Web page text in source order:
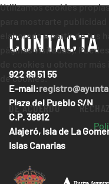
CONTACTA
922 89 51 55
E-mail:
Plaza del Pueblo S/N
C.P. 38812
Alajeró, Isla de La
Islas Canarias
Utilizamos cookies
elaborado a partir de tus
páginas visitadas).
de cookies.
DE ACUERDO